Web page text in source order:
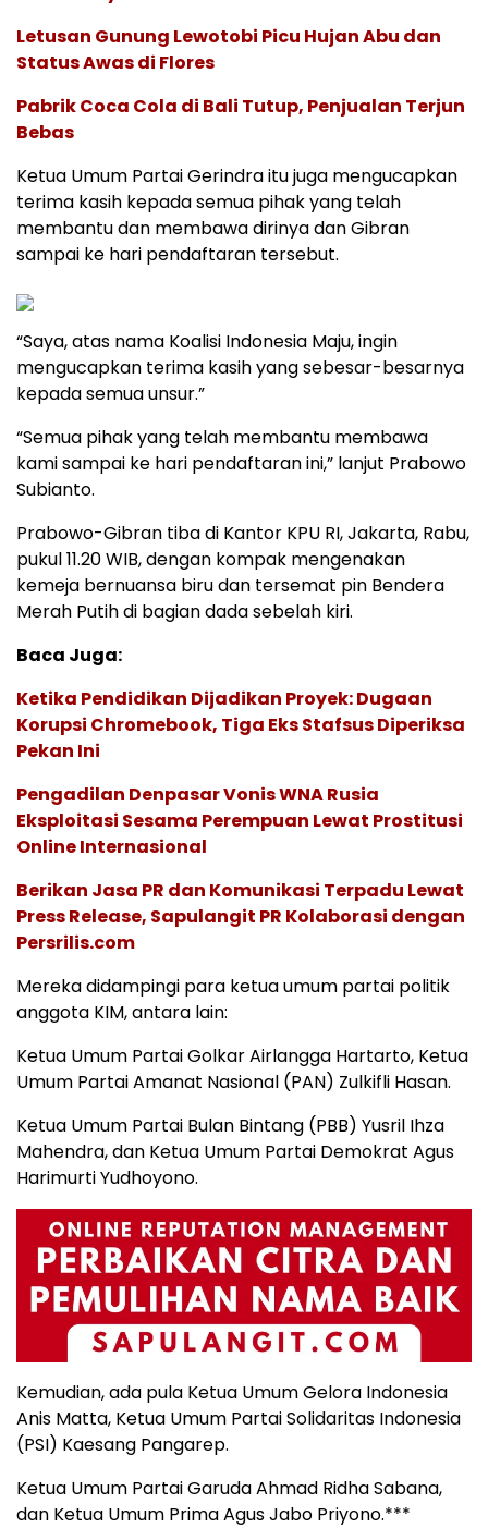
Letusan Gunung Lewotobi Picu Hujan Abu dan
Status Awas di Flores
Pabrik Coca Cola di Bali Tutup, Penjualan Terjun
Bebas
Ketua Umum Partai Gerindra itu juga mengucapkan
terima kasih kepada semua pihak yang telah
membantu dan membawa dirinya dan Gibran
sampai ke hari pendaftaran tersebut.
“Saya, atas nama Koalisi Indonesia Maju, ingin
mengucapkan terima kasih yang sebesar-besarnya
kepada semua unsur.”
“Semua pihak yang telah membantu membawa
kami sampai ke hari pendaftaran ini,” lanjut Prabowo
Subianto.
Prabowo-Gibran tiba di Kantor KPU RI, Jakarta, Rabu,
pukul 11.20 WIB, dengan kompak mengenakan
kemeja bernuansa biru dan tersemat pin Bendera
Merah Putih di bagian dada sebelah kiri.
Baca Juga:
Ketika Pendidikan Dijadikan Proyek: Dugaan
Korupsi Chromebook, Tiga Eks Stafsus Diperiksa
Pekan Ini
Pengadilan Denpasar Vonis WNA Rusia
Eksploitasi Sesama Perempuan Lewat Prostitusi
Online Internasional
Berikan Jasa PR dan Komunikasi Terpadu Lewat
Press Release, Sapulangit PR Kolaborasi dengan
Persrilis.com
Mereka didampingi para ketua umum partai politik
anggota KIM, antara lain:
Ketua Umum Partai Golkar Airlangga Hartarto, Ketua
Umum Partai Amanat Nasional (PAN) Zulkifli Hasan.
Ketua Umum Partai Bulan Bintang (PBB) Yusril Ihza
Mahendra, dan Ketua Umum Partai Demokrat Agus
Harimurti Yudhoyono.
Kemudian, ada pula Ketua Umum Gelora Indonesia
Anis Matta, Ketua Umum Partai Solidaritas Indonesia
(PSI) Kaesang Pangarep.
Ketua Umum Partai Garuda Ahmad Ridha Sabana,
dan Ketua Umum Prima Agus Jabo Priyono.***